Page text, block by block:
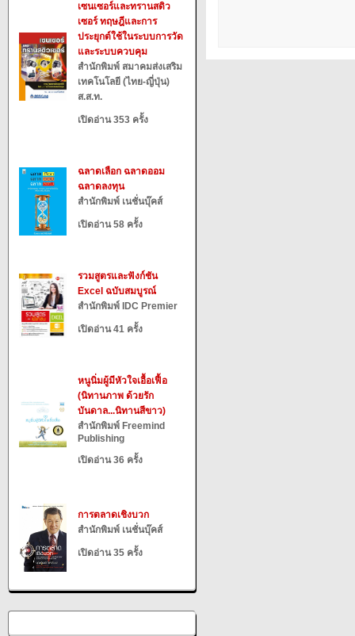
เซนเซอร์และทรานสดิว
เซอร์ ทฤษฎีและการ
ประยุกต์ใช้ในระบบการวัด
และระบบควบคุม
สำนักพิมพ์ สมาคมส่งเสริม
เทคโนโลยี (ไทย-ญี่ปุ่น)
ส.ส.ท.
เปิดอ่าน 353 ครั้ง
ฉลาดเลือก ฉลาดออม
ฉลาดลงทุน
สำนักพิมพ์ เนชั่นบุ๊คส์
เปิดอ่าน 58 ครั้ง
รวมสูตรและฟังก์ชัน
Excel ฉบับสมบูรณ์
สำนักพิมพ์ IDC Premier
เปิดอ่าน 41 ครั้ง
หนูนิ่มผู้มีหัวใจเอื้อเฟื้อ
(นิทานภาพ ด้วยรัก
บันดาล...นิทานสีขาว)
สำนักพิมพ์ Freemind
Publishing
เปิดอ่าน 36 ครั้ง
การตลาดเชิงบวก
สำนักพิมพ์ เนชั่นบุ๊คส์
เปิดอ่าน 35 ครั้ง